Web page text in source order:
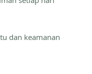
dan keamanan